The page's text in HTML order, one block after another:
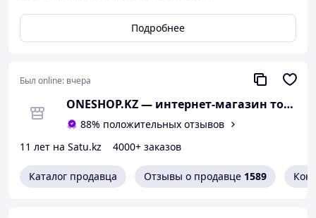
SILK. Оно создано на базе научно разработанной
формулы. При использовании продукта усиливаются
SILK – новинка на рынке
На сайте представлен безопасный препарат, в составе
которого содержатся природные компоненты. В них
максимально сохранены полезные свойства. После
применения масла ценные элементы попадают в кожу
и начинают действовать. Поэтому после курсового
результаты!
Подробнее
Был online: вчера
ONESHOP.KZ — интернет-магазин
88% положительных отзывов
11 лет на Satu.kz
4000+ заказов
Каталог продавца Отзывы о продавце 1589